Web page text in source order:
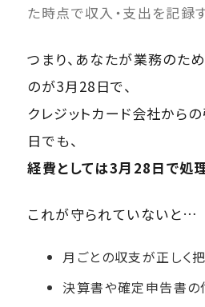
た時点で収入・支出を記録
つまり、あなたが業務のた
のが3月28日で、
クレジットカード会社から
日でも、
経費としては3月28日で処
これが守られていないと…
月ごとの収支が正しく
決算書や確定申告書の